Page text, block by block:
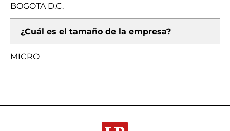
BOGOTA D.C.
¿Cuál es el tamaño de la empresa?
MICRO